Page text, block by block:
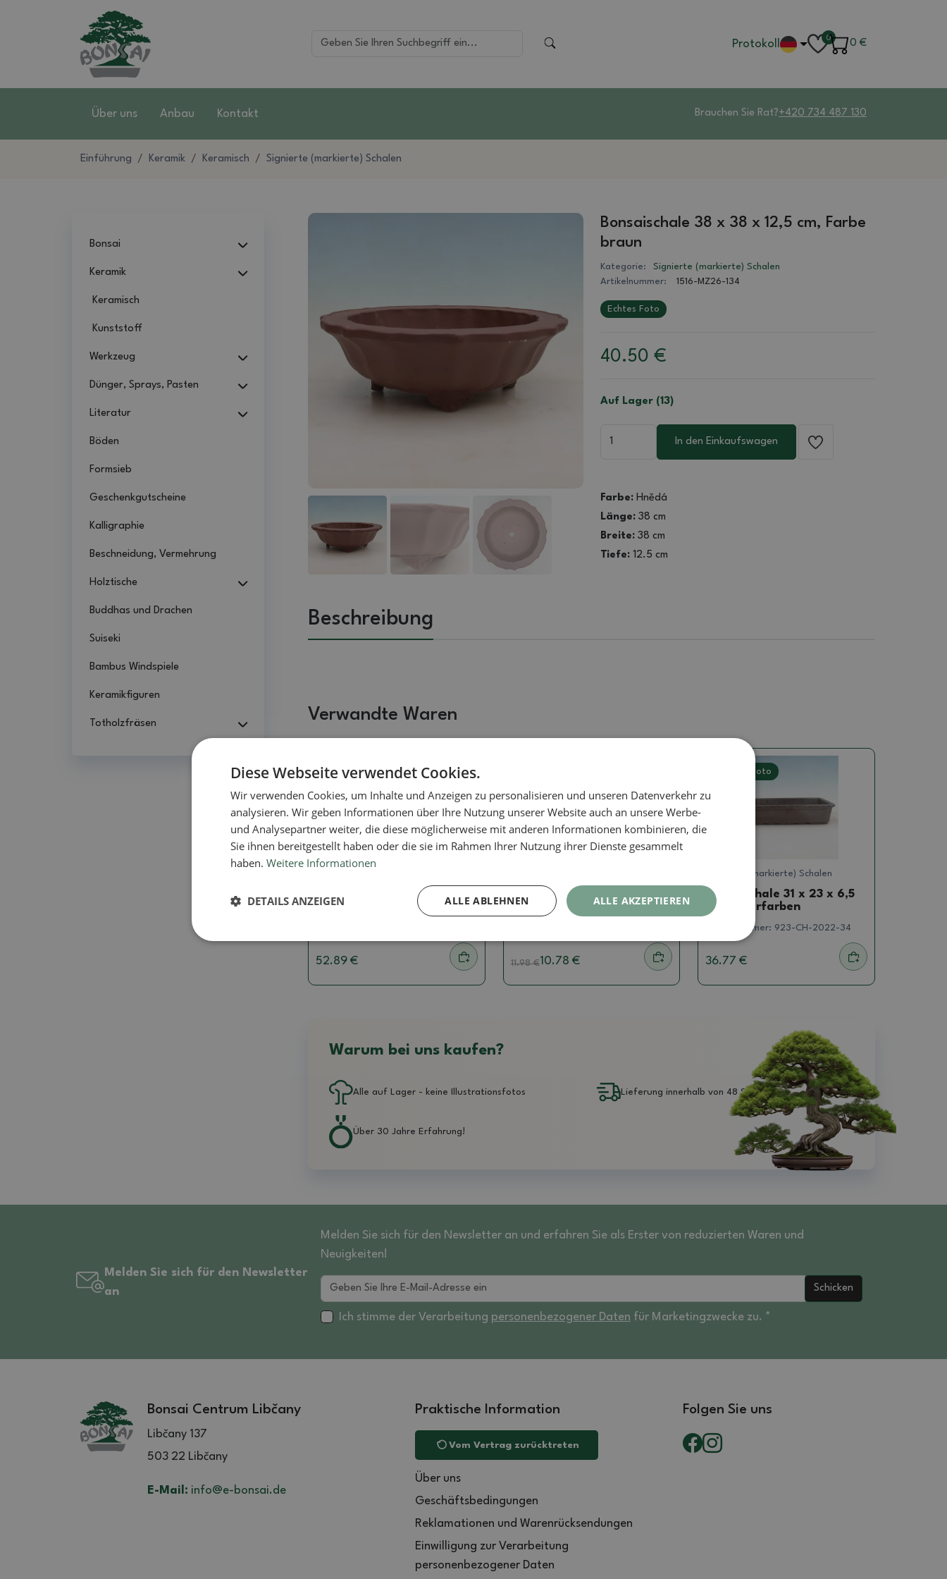
Protokoll 0
0 €
Über uns Anbau Kontakt Brauchen Sie Rat?+420 734 487 130
Einführung Keramik Keramisch Signierte (markierte) Schalen
Bonsai
Keramik
Keramisch
Kunststoff
Werkzeug
Dünger, Sprays, Pasten
Literatur
Böden
Formsieb
Geschenkgutscheine
Kalligraphie
Beschneidung, Vermehrung
Holztische
Buddhas und Drachen
Suiseki
Bambus Windspiele
Keramikfiguren
Totholzfräsen
Bonsaischale 38 x 38 x 12,5 cm, Farbe
braun
Kategorie:
Signierte (markierte) Schalen
Artikelnummer:
1516-MZ26-134
Echtes Foto
40.50 €
Auf Lager (13)
In den Einkaufswagen
Farbe: Hnědá
Länge: 38 cm
Breite: 38 cm
Tiefe: 12.5 cm
Beschreibung
Verwandte Waren
Echtes Foto
Bonsaischale 38,5 x 30,5 x
11 cm, Farbe braun
52.89 €
Bonsaischale 16,5 x 12 x 5
cm, Farbe braun
11.98€10.78 €
Echtes Foto
Signierte (markierte) Schalen
Bonsaischale 31 x 23 x 6,5
cm, naturfarben
Artikelnummer: 923-CH-2022-34
36.77 €
Warum bei uns kaufen?
Alle auf Lager - keine Illustrationsfotos Lieferung innerhalb von 48 Stunden
Über 30 Jahre Erfahrung!
Melden Sie sich für den Newsletter
an
Melden Sie sich für den Newsletter an und erfahren Sie als Erster von reduzierten Waren und
Neuigkeiten!
Schicken
Ich stimme der Verarbeitung personenbezogener Daten für Marketingzwecke zu. *
Bonsai Centrum Libčany
Libčany 137
503 22 Libčany
E-Mail: info@e-bonsai.de
Praktische Information
Vom Vertrag zurücktreten
Über uns
Geschäftsbedingungen
Reklamationen und Warenrücksendungen
Einwilligung zur Verarbeitung
personenbezogener Daten
Folgen Sie uns
Diese Webseite verwendet Cookies.
Wir verwenden Cookies, um Inhalte und Anzeigen zu personalisieren und unseren Datenverkehr zu
analysieren. Wir geben Informationen über Ihre Nutzung unserer Website auch an unsere Werbe-
und Analysepartner weiter, die diese möglicherweise mit anderen Informationen kombinieren, die
Sie ihnen bereitgestellt haben oder die sie im Rahmen Ihrer Nutzung ihrer Dienste gesammelt
haben. Weitere Informationen
ALLE AKZEPTIEREN
ALLE ABLEHNEN
DETAILS ANZEIGEN